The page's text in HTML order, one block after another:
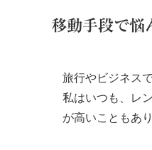
移動手段で悩
旅行やビジネス
私はいつも、レ
が高いこともあ